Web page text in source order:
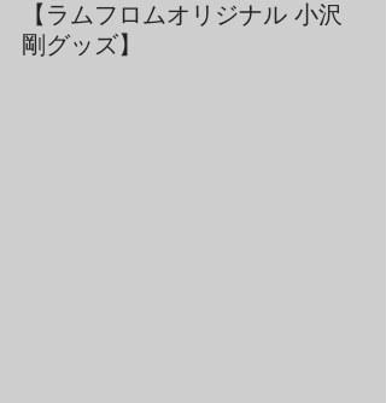
【ラムフロムオリジナル 小沢
剛グッズ】